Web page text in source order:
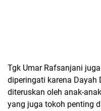
Tgk Umar Rafsanjani
diperingati karena Dayah
diteruskan oleh anak-
yang juga tokoh penting